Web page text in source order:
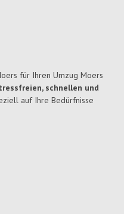
für Ihren Umzug Moers
schnellen und
auf Ihre Bedürfnisse